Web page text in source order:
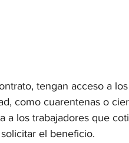
tengan acceso a
como cuarentenas o
a los trabajadores que
el beneficio.